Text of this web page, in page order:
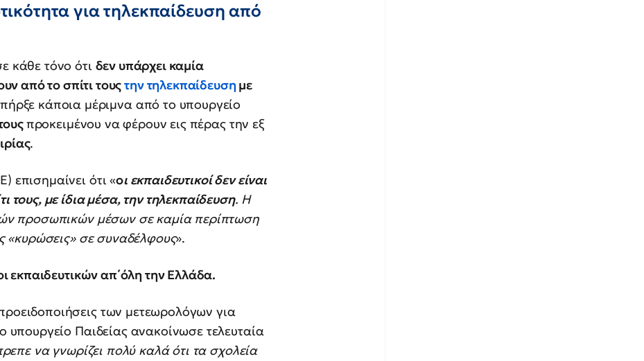
για τηλεκπαίδευση από
κάθε τόνο ότι δεν υπάρχει καμία
από το σπίτι τουςτην τηλεκπαίδευση με
κάποια μέριμνα από το υπουργείο
προκειμένου να φέρουν εις πέρας την εξ
.
επισημαίνει ότι «οι εκπαιδευτικοί δεν είναι
με ίδια μέσα, την τηλεκπαίδευση. Η
προσωπικών μέσων σε καμία περίπτωση
«κυρώσεις» σε συναδέλφους».
εκπαιδευτικών απ΄όλη την Ελλάδα.
των μετεωρολόγων για
υπουργείο Παιδείας ανακοίνωσε τελευταία
να γνωρίζει πολύ καλά ότι τα σχολεία